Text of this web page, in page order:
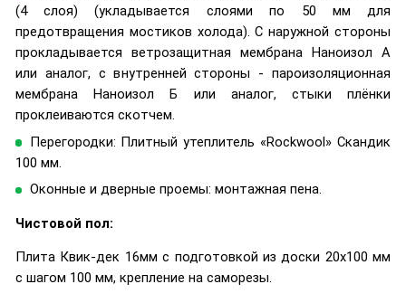
(4 слоя) (укладывается слоями по 50 мм для
предотвращения мостиков холода). С наружной стороны
прокладывается ветрозащитная мембрана Наноизол А
или аналог, с внутренней стороны - пароизоляционная
мембрана Наноизол Б или аналог, стыки плёнки
проклеиваются скотчем.
Перегородки: Плитный утеплитель «Rockwool» Скандик
100 мм.
Оконные и дверные проемы: монтажная пена.
Чистовой пол:
Плита Квик-дек 16мм с подготовкой из доски 20х100 мм
с шагом 100 мм, крепление на саморезы.